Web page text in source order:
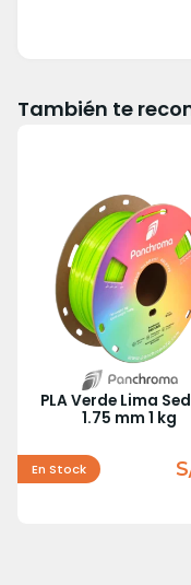
También te
PLA Verde Lima
1.75 mm 1 kg
En Stock